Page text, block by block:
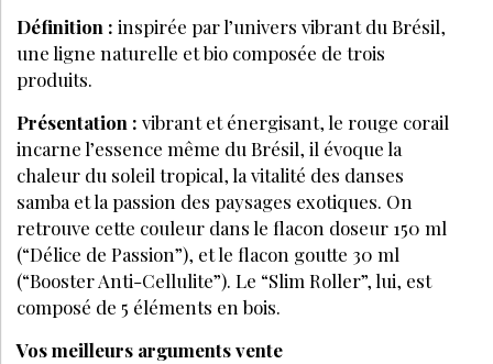
Définition : inspirée par l’univers vibrant du Brésil,
une ligne naturelle et bio composée de trois
produits.
Présentation : vibrant et énergisant, le rouge corail
incarne l’essence même du Brésil, il évoque la
chaleur du soleil tropical, la vitalité des danses
samba et la passion des paysages exotiques. On
retrouve cette couleur dans le flacon doseur 150 ml
(“Délice de Passion”), et le flacon goutte 30 ml
(“Booster Anti-Cellulite”). Le “Slim Roller”, lui, est
composé de 5 éléments en bois.
Vos meilleurs arguments vente